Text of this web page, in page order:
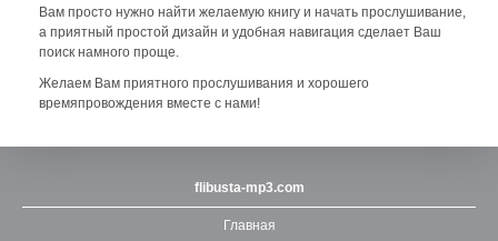
Вам просто нужно найти желаемую книгу и начать прослушивание,
а приятный простой дизайн и удобная навигация сделает Ваш
поиск намного проще.
Желаем Вам приятного прослушивания и хорошего
времяпровождения вместе с нами!
flibusta-mp3.com
Главная